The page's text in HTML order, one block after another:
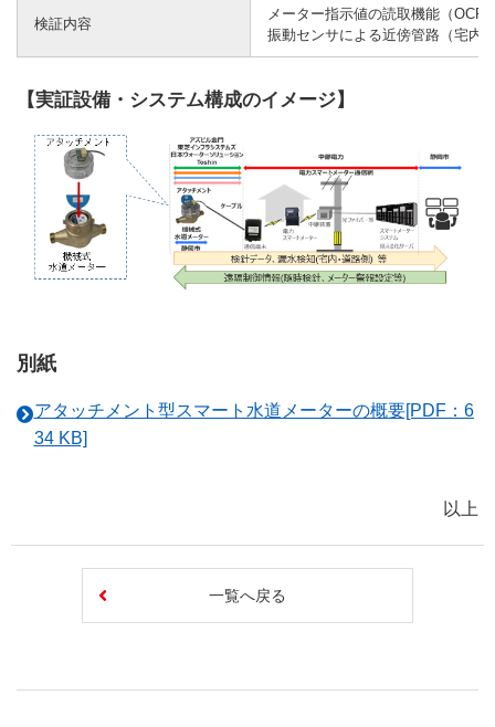
検証内容
メーター指示値の読取機能（OCR
振動センサによる近傍管路（宅
【実証設備・システム構成のイメージ】
別紙
アタッチメント型スマート水道メーターの概要[PDF：6
34 KB]
以上
一覧へ戻る